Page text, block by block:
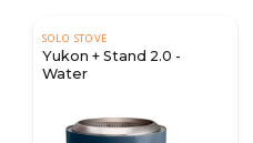
SOLO STOVE
Yukon + Stand 2.0 -
Water